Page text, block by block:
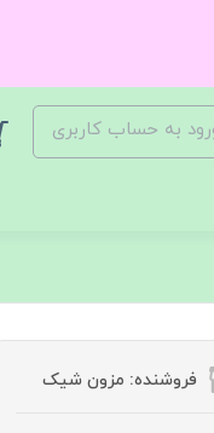
به حساب کاربری
فروشنده: مزون شیک